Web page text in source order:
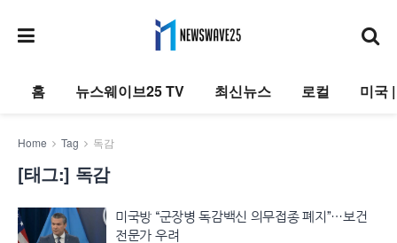
홈 뉴스웨이브25 TV 최신뉴스 로컬 미국
Home Tag 독감
[태그:] 독감
미국방 “군장병 독감백신 의무접종 폐지”…보건
전문가 우려